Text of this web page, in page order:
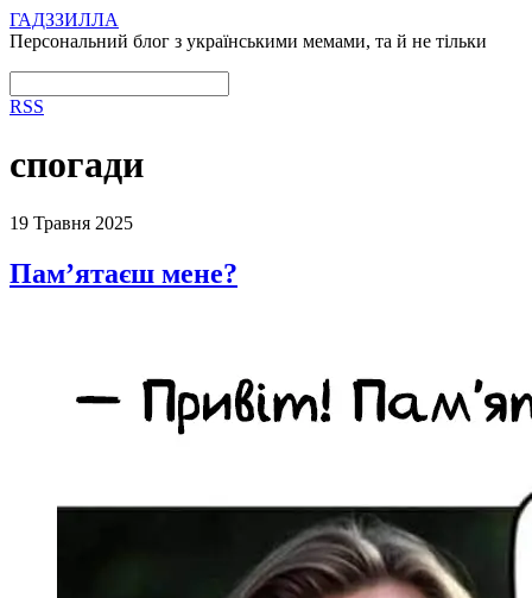
ГАДЗЗИЛЛА
Персональний блог з українськими мемами, та й не тільки
RSS
спогади
19 Травня 2025
Пам’ятаєш мене?